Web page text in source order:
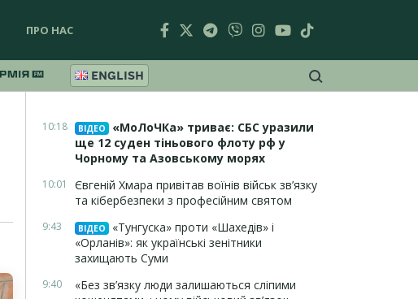
ПРО НАС
ENGLISH
10:18 ВІДЕО
«МоЛоЧКа» триває: СБС уразили
ще 12 суден тіньового флоту рф у
Чорному та Азовському морях
10:01
Євгеній Хмара привітав воїнів військ зв’язку
та кібербезпеки з професійним святом
9:43 ВІДЕО
«Тунгуска» проти «Шахедів» і
«Орланів»: як українські зенітники
захищають Суми
9:40
«Без зв’язку люди залишаються сліпими